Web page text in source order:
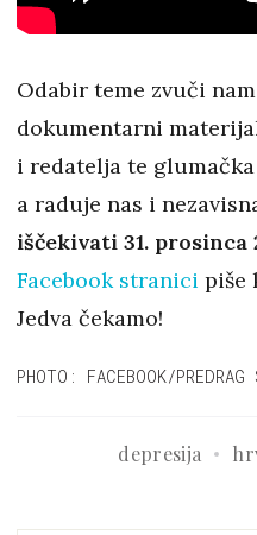
Odabir teme zvuči
dokumentarni
i redatelja te
a raduje nas i
iščekivati 31. prosinca
Facebook stranici piše
Jedva čekamo!
PHOTO: FACEBOOK/PREDRAG
depresija